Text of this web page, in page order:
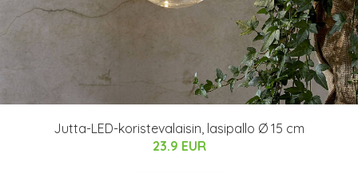
Jutta-LED-koristevalaisin, lasipallo Ø 15 cm
23.9 EUR